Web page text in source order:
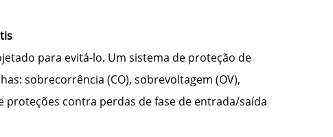
para evitá-lo. Um sistema de proteção de
sobrecorrência (CO), sobrevoltagem (OV),
contra perdas de fase de entrada/saída